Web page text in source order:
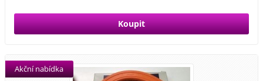
Akční nabídka